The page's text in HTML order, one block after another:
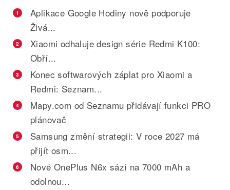
1
Aplikace Google Hodiny nově podporuje
Živá...
2
Xiaomi odhaluje design série Redmi K100:
Obří...
3
Konec softwarových záplat pro Xiaomi a
Redmi: Seznam...
4
Mapy.com od Seznamu přidávají funkci PRO
plánovač
5
Samsung změní strategii: V roce 2027 má
přijít osm...
6
Nové OnePlus N6x sází na 7000 mAh a
odolnou...